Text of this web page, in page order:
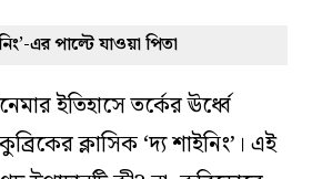
এর পাল্টে‌ যাওয়া পিতা
ইতিহাসে তর্কের ঊর্ধ্বে
ক্লাসিক ‘দ্য শাইনিং’। এই